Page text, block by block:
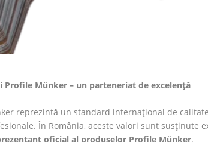
Profile Münker – un parteneriat de excelență
reprezintă un standard internațional de
În România, aceste valori sunt susținute
oficial al produselor Profile Münker.